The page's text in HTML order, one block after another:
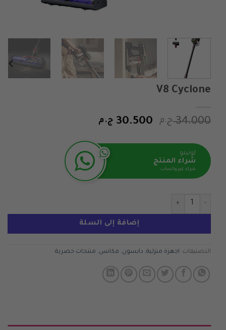
V8 Cyclone
34.000 ج.م
السعر
هو:
30.500 ج.م
هو:
30.500 ج.م.
لوتينو
شراء المنتج
شراء عبر واتساب
كمية V8 Cyclone
إضافة إلى السلة
التصنيفات: اجهزة منزلية, دايسون, مكانس, منتجات حصرية